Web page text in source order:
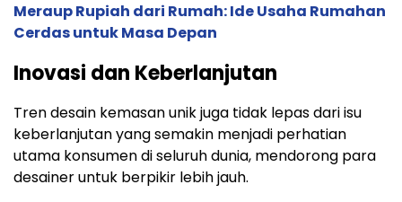
Meraup Rupiah dari Rumah: Ide Usaha Rumahan
Cerdas untuk Masa Depan
Inovasi dan Keberlanjutan
Tren desain kemasan unik juga tidak lepas dari isu
keberlanjutan yang semakin menjadi perhatian
utama konsumen di seluruh dunia, mendorong para
desainer untuk berpikir lebih jauh.